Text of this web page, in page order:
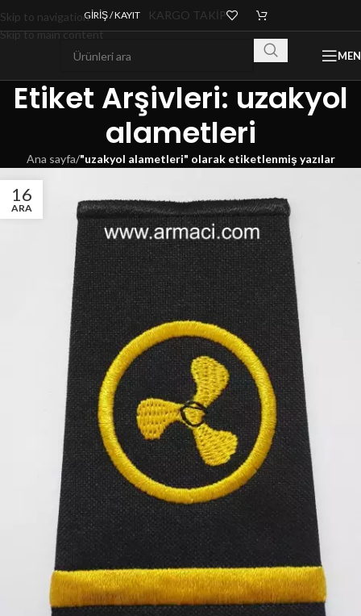
Skip to navigation
Skip to main content
GIRIŞ / KAYIT KARGO TAKİP
Etiket Arşivleri: uzakyol
alametleri
Ana sayfa/"uzakyol alametleri" olarak etiketlenmiş yazılar
16
ARA